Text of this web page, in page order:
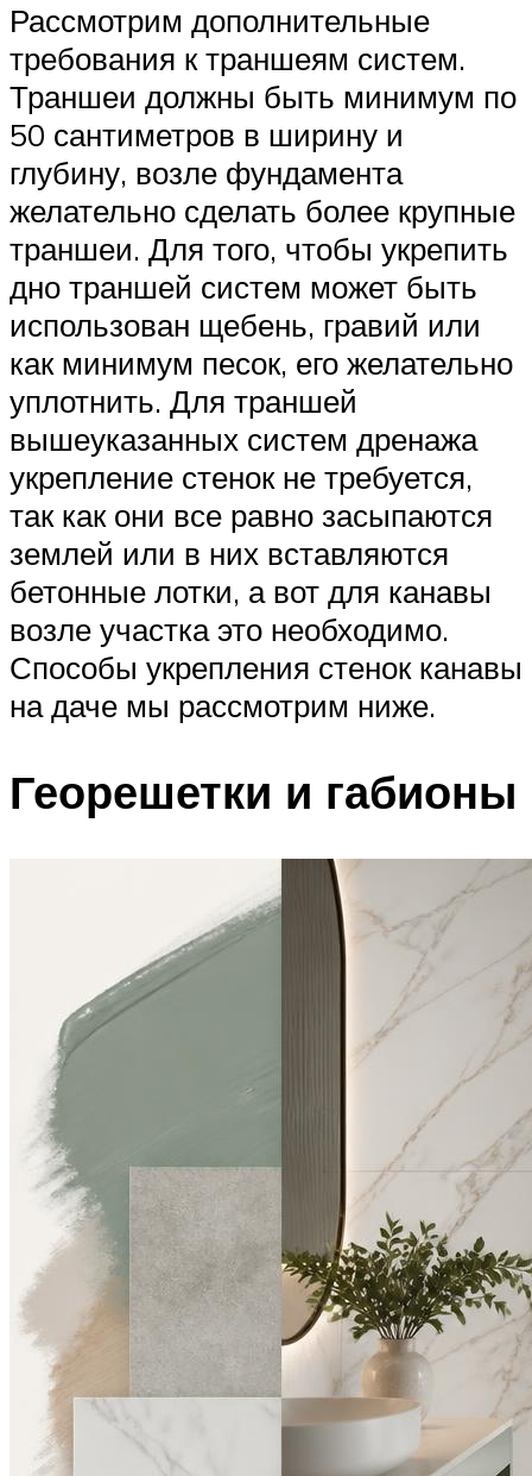
Рассмотрим дополнительные
требования к траншеям систем.
Траншеи должны быть минимум по
50 сантиметров в ширину и
глубину, возле фундамента
желательно сделать более крупные
траншеи. Для того, чтобы укрепить
дно траншей систем может быть
использован щебень, гравий или
как минимум песок, его желательно
уплотнить. Для траншей
вышеуказанных систем дренажа
укрепление стенок не требуется,
так как они все равно засыпаются
землей или в них вставляются
бетонные лотки, а вот для канавы
возле участка это необходимо.
Способы укрепления стенок канавы
на даче мы рассмотрим ниже.
Георешетки и габионы